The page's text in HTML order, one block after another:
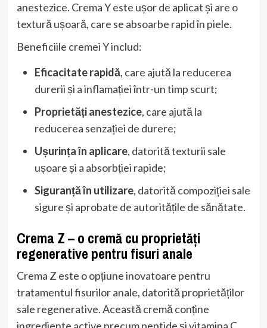
anestezice. Crema Y este ușor de aplicat și are o
textură ușoară, care se absoarbe rapid în piele.
Beneficiile cremei Y includ:
Eficacitate rapidă, care ajută la reducerea
durerii și a inflamației într-un timp scurt;
Proprietăți anestezice, care ajută la
reducerea senzației de durere;
Ușurința în aplicare, datorită texturii sale
ușoare și a absorbției rapide;
Siguranță în utilizare, datorită compoziției sale
sigure și aprobate de autoritățile de sănătate.
Crema Z – o cremă cu proprietăți
regenerative pentru fisuri anale
Crema Z este o opțiune inovatoare pentru
tratamentul fisurilor anale, datorită proprietăților
sale regenerative. Această cremă conține